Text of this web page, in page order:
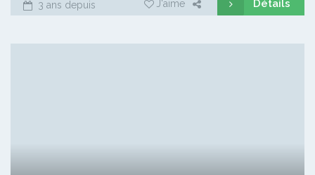
3 ans depuis J'aime Détails